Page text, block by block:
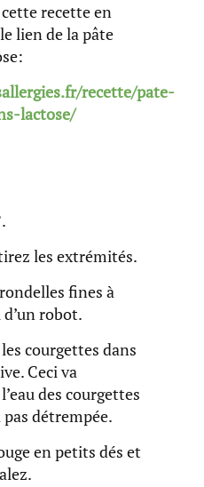
recette en
lien de la pâte
recette/pate-
lactose/
les extrémités.
fines à
d’un robot.
courgettes dans
Ceci va
des courgettes
détrempée.
en petits dés et